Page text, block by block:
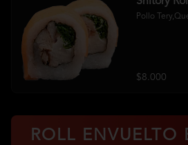
Pollo
$8.000
ROLL ENVUELTO